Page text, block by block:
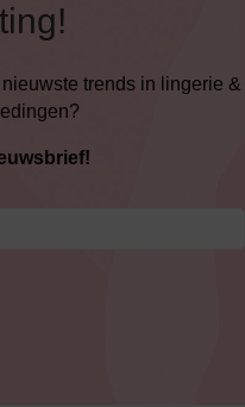
trends in lingerie &